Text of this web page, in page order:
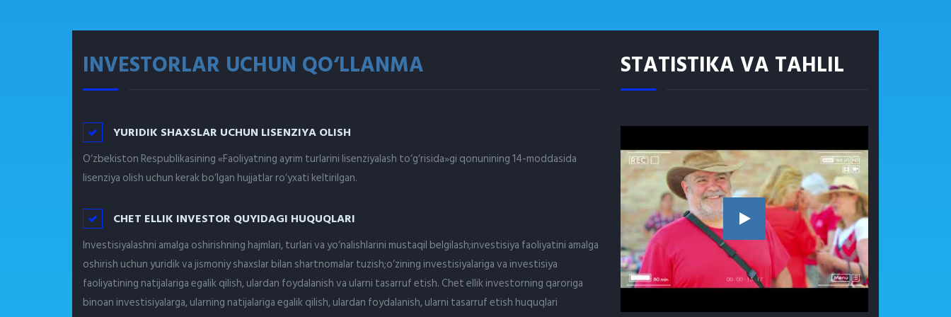
INVESTORLAR UCHUN QO‘LLANMA
YURIDIK SHAXSLAR UCHUN LISENZIYA OLISH
O‘zbekiston Respublikasining «Faoliyatning ayrim turlarini lisenziyalash to‘g‘risida»gi qonunining 14-moddasida
lisenziya olish uchun kerak bo‘lgan hujjatlar ro‘yxati keltirilgan.
CHET ELLIK INVESTOR QUYIDAGI HUQUQLARI
Investisiyalashni amalga oshirishning hajmlari, turlari va yo‘nalishlarini mustaqil belgilash;investisiya faoliyatini amalga
oshirish uchun yuridik va jismoniy shaxslar bilan shartnomalar tuzish;o‘zining investisiyalariga va investisiya
faoliyatining natijalariga egalik qilish, ulardan foydalanish va ularni tasarruf etish. Chet ellik investorning qaroriga
binoan investisiyalarga, ularning natijalariga egalik qilish, ulardan foydalanish, ularni tasarruf etish huquqlari
STATISTIKA VA TAHLIL